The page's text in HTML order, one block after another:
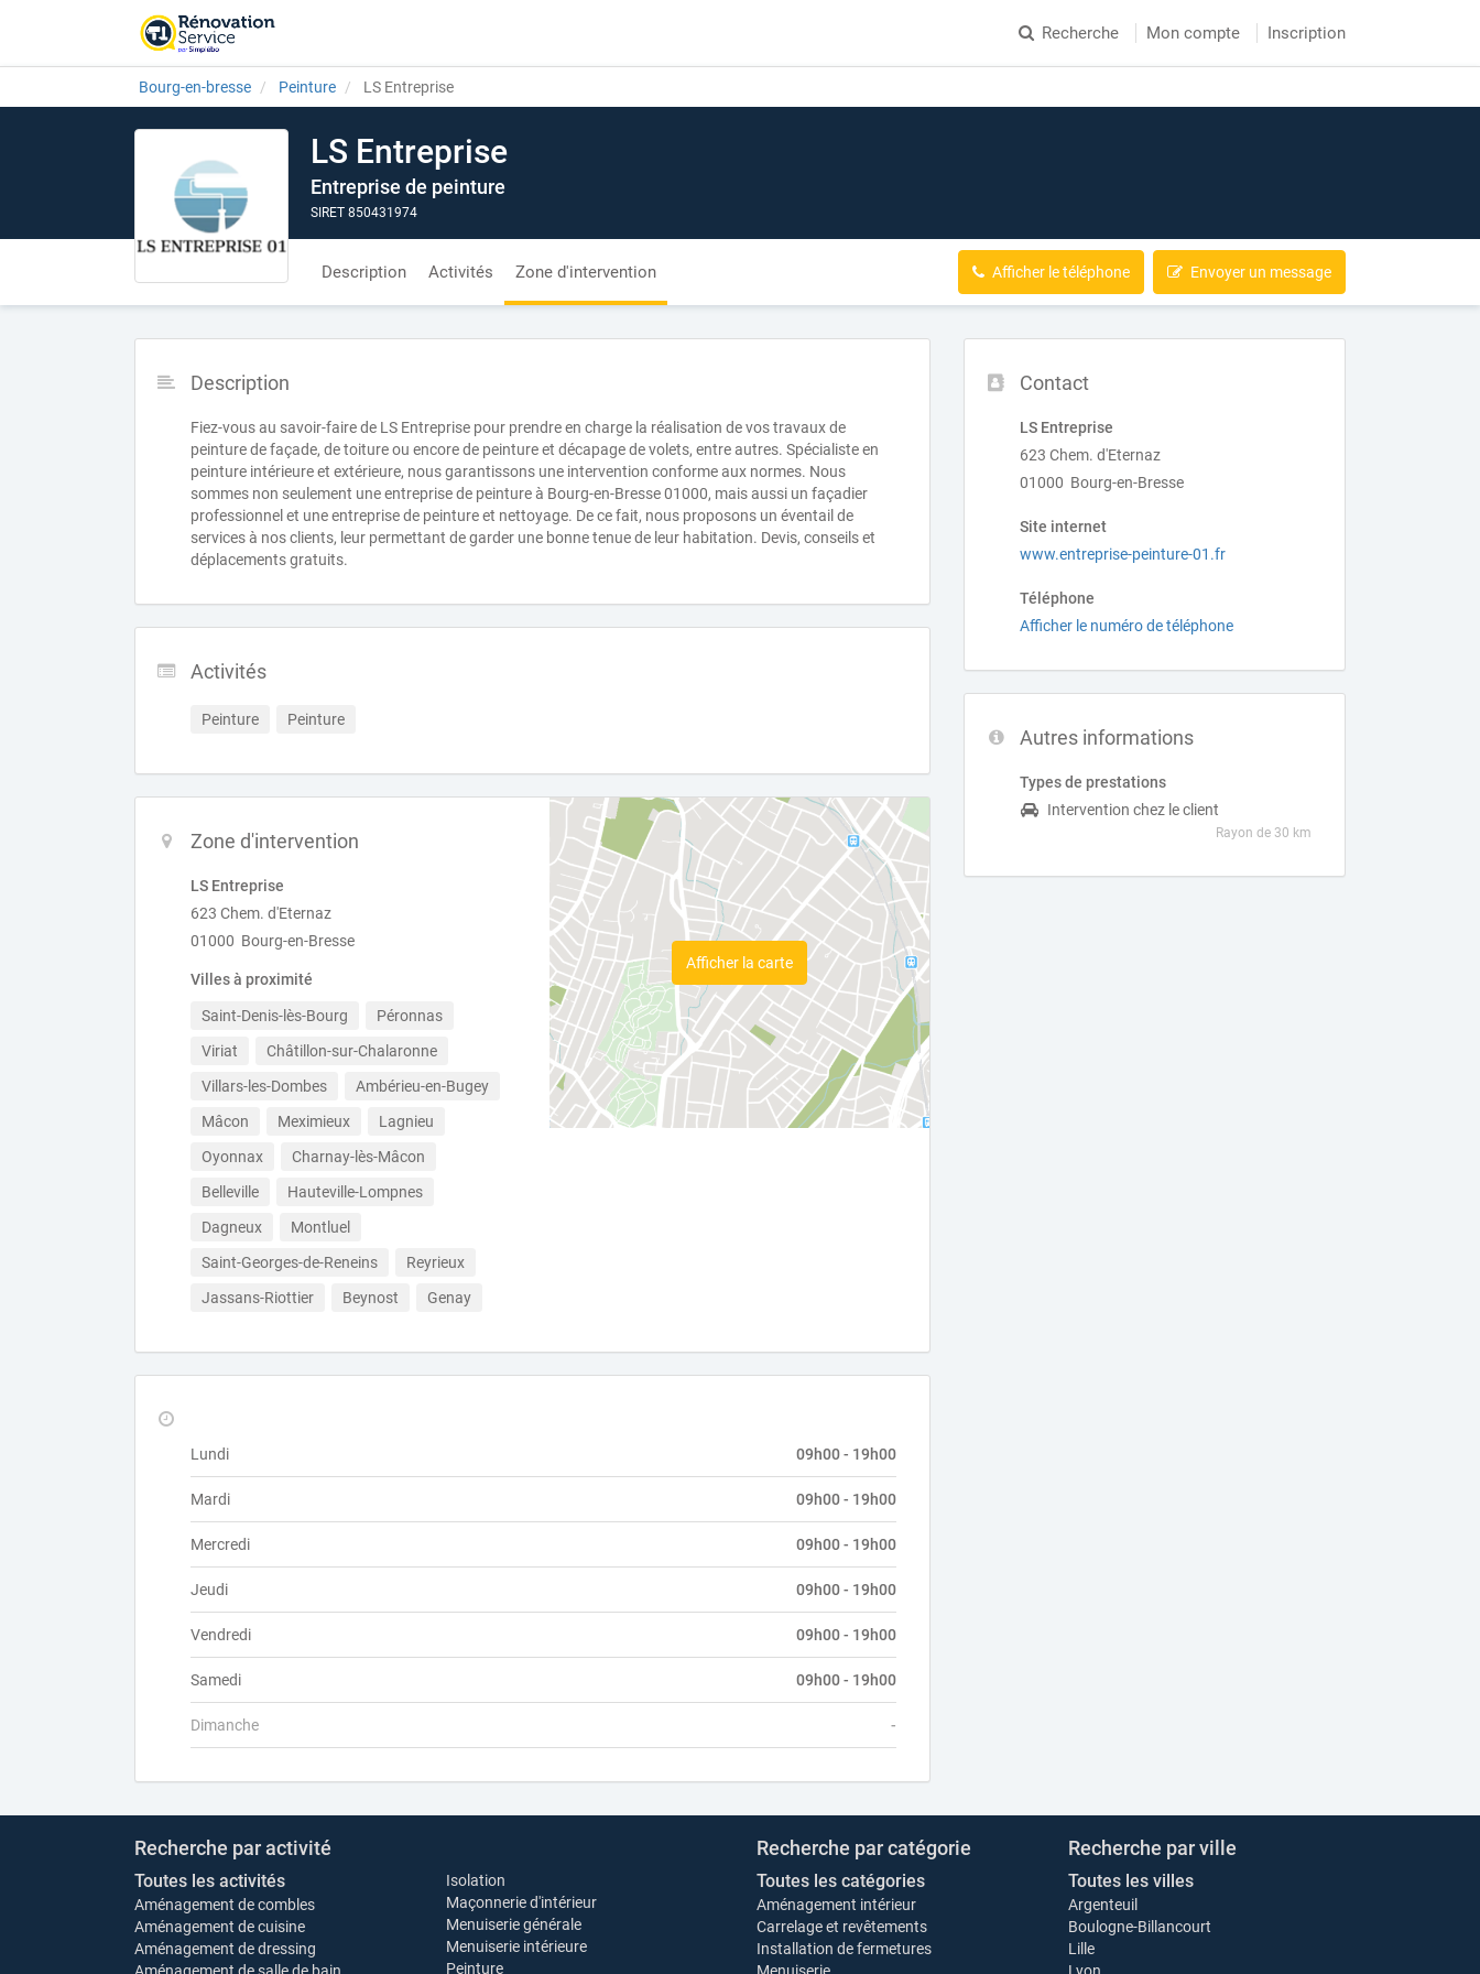
Recherche Mon compte Inscription
Bourg-en-bresse Peinture LS Entreprise
LS Entreprise
Entreprise de peinture
SIRET 850431974
Description Activités Zone d'intervention Afficher le téléphone Envoyer un message
Contact
LS Entreprise
623 Chem. d'Eternaz
01000 Bourg-en-Bresse
Site internet
www.entreprise-peinture-01.fr
Téléphone
Afficher le numéro de téléphone
Autres informations
Types de prestations
Intervention chez le client
Rayon de 30 km
Description
Fiez-vous au savoir-faire de LS Entreprise pour prendre en charge la réalisation de vos travaux de
peinture de façade, de toiture ou encore de peinture et décapage de volets, entre autres. Spécialiste en
peinture intérieure et extérieure, nous garantissons une intervention conforme aux normes. Nous
sommes non seulement une entreprise de peinture à Bourg-en-Bresse 01000, mais aussi un façadier
professionnel et une entreprise de peinture et nettoyage. De ce fait, nous proposons un éventail de
services à nos clients, leur permettant de garder une bonne tenue de leur habitation. Devis, conseils et
déplacements gratuits.
Activités
Peinture Peinture
Zone d'intervention
LS Entreprise
623 Chem. d'Eternaz
01000 Bourg-en-Bresse
Villes à proximité
Saint-Denis-lès-Bourg
Péronnas
Viriat
Châtillon-sur-Chalaronne
Villars-les-Dombes
Ambérieu-en-Bugey
Mâcon
Meximieux
Lagnieu
Oyonnax
Charnay-lès-Mâcon
Belleville
Hauteville-Lompnes
Dagneux
Montluel
Saint-Georges-de-Reneins
Reyrieux
Jassans-Riottier
Beynost Genay
Afficher la carte
Lundi 09h00 - 19h00
Mardi 09h00 - 19h00
Mercredi 09h00 - 19h00
Jeudi 09h00 - 19h00
Vendredi 09h00 - 19h00
Samedi 09h00 - 19h00
Dimanche -
Recherche par activité
Toutes les activités
Aménagement de combles
Aménagement de cuisine
Aménagement de dressing
Isolation
Maçonnerie d'intérieur
Menuiserie générale
Menuiserie intérieure
Peinture
Recherche par catégorie
Toutes les catégories
Aménagement intérieur
Carrelage et revêtements
Installation de fermetures
Recherche par ville
Toutes les villes
Argenteuil
Boulogne-Billancourt
Lille